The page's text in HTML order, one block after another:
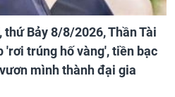
Bảy 8/8/2026, Thần Tài
'rơi trúng hố vàng', tiền bạc
mình thành đại gia